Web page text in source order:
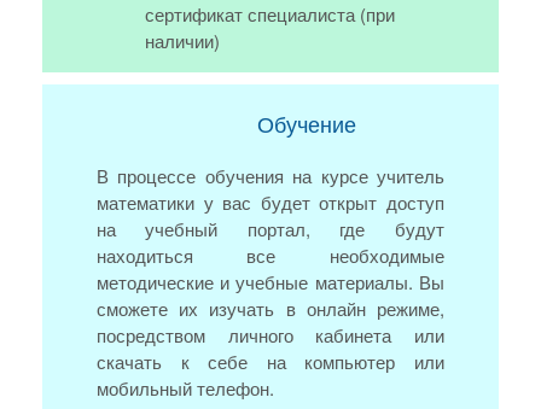
сертификат специалиста (при
наличии)
Обучение
В процессе обучения на курсе учитель
математики у вас будет открыт доступ
на учебный портал, где будут
находиться все необходимые
методические и учебные материалы. Вы
сможете их изучать в онлайн режиме,
посредством личного кабинета или
скачать к себе на компьютер или
мобильный телефон.